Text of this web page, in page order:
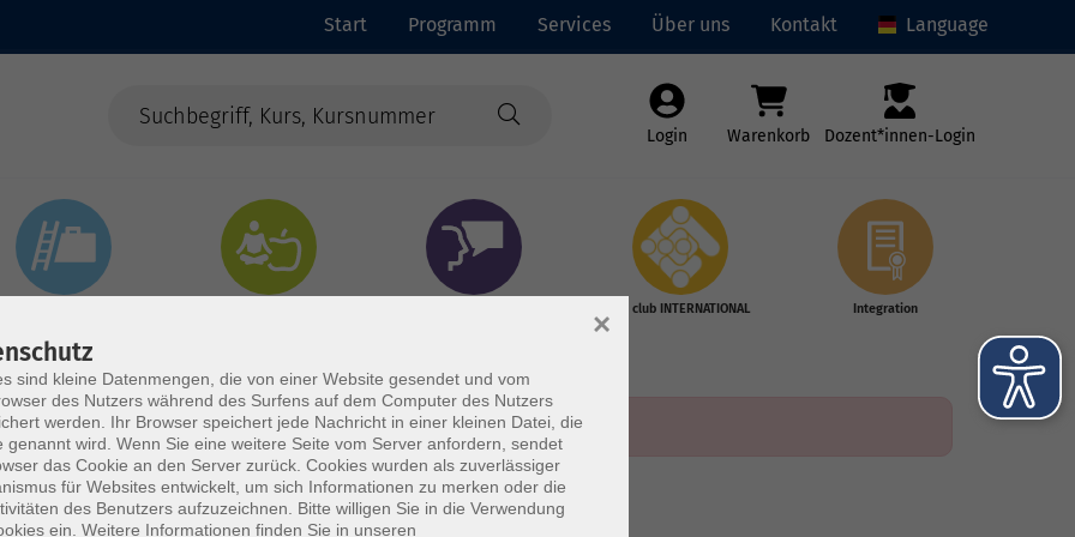
Start Programm Services Über uns Kontakt Language
Login Warenkorb Dozent*innen-Login
vhs club INTERNATIONAL Integration
sind kleine Datenmengen, die von einer Website gesendet und vom
des Nutzers während des Surfens auf dem Computer des Nutzers
werden. Ihr Browser speichert jede Nachricht in einer kleinen Datei, die
genannt wird. Wenn Sie eine weitere Seite vom Server anfordern, sendet
das Cookie an den Server zurück. Cookies wurden als zuverlässiger
für Websites entwickelt, um sich Informationen zu merken oder die
des Benutzers aufzuzeichnen. Bitte willigen Sie in die Verwendung
ein. Weitere Informationen finden Sie in unseren
×